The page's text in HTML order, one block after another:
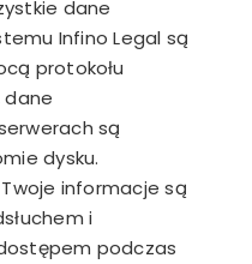
dane
Infino Legal są
protokołu
dane
są
dysku.
Twoje informacje są
i
podczas